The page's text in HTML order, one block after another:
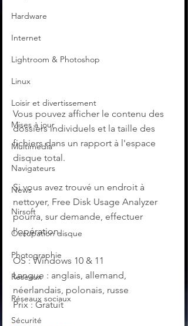
Hardware
Internet
Lightroom & Photoshop
Linux
Loisir et divertissement
Mises à jour
Multimedia
Navigateurs
News
Nirsoft
Occupation disque
Photographie
Réseaux
Réseaux sociaux
Sécurité
Vous pouvez afficher le contenu des
dossiers individuels et la taille des
fichiers dans un rapport à l'espace
disque total.
Si vous avez trouvé un endroit à
nettoyer, Free Disk Usage Analyzer
pourra, sur demande, effectuer
l'opération.
OS : Windows 10 & 11
Langue : anglais, allemand,
néerlandais, polonais, russe
Prix : Gratuit